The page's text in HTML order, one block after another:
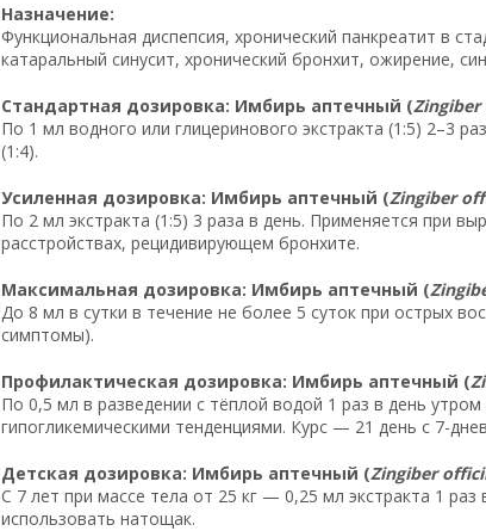
Назначение:
Функциональная диспепсия, хронический панкреатит в
катаральный синусит, хронический бронхит, ожирение,
Стандартная дозировка: Имбирь аптечный (
По 1 мл водного или глицеринового экстракта (1:5) 2–3
(1:4).
Усиленная дозировка: Имбирь аптечный (Zingiber
По 2 мл экстракта (1:5) 3 раза в день. Применяется при
расстройствах, рецидивирующем бронхите.
Максимальная дозировка: Имбирь аптечный (
До 8 мл в сутки в течение не более 5 суток при острых
симптомы).
Профилактическая дозировка: Имбирь аптечный (
По 0,5 мл в разведении с тёплой водой 1 раз в день
гипогликемическими тенденциями. Курс — 21 день с 7-
Детская дозировка: Имбирь аптечный (Zingiber
С 7 лет при массе тела от 25 кг — 0,25 мл экстракта 1
использовать натощак.